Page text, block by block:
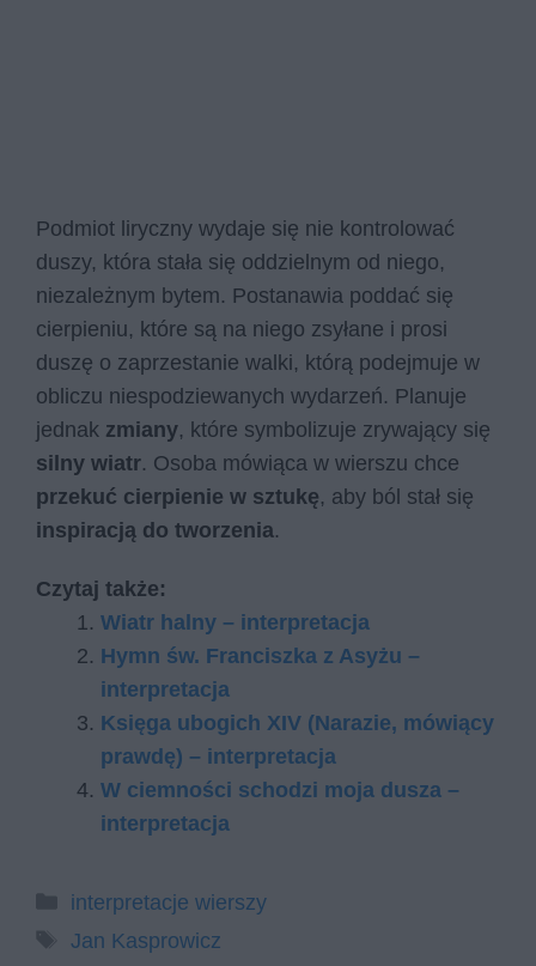
Podmiot liryczny wydaje się nie kontrolować
duszy, która stała się oddzielnym od niego,
niezależnym bytem. Postanawia poddać się
cierpieniu, które są na niego zsyłane i prosi
duszę o zaprzestanie walki, którą podejmuje w
obliczu niespodziewanych wydarzeń. Planuje
jednak zmiany, które symbolizuje zrywający się
silny wiatr. Osoba mówiąca w wierszu chce
przekuć cierpienie w sztukę, aby ból stał się
inspiracją do tworzenia.
Czytaj także:
Wiatr halny – interpretacja
Hymn św. Franciszka z Asyżu –
interpretacja
Księga ubogich XIV (Narazie, mówiący
prawdę) – interpretacja
W ciemności schodzi moja dusza –
interpretacja
Kategorie
interpretacje wierszy
Tagi
Jan Kasprowicz